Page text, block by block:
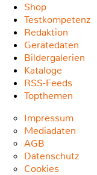
Shop
Testkompetenz
Redaktion
Gerätedaten
Bildergalerien
Kataloge
RSS-Feeds
Topthemen
Impressum
Mediadaten
AGB
Datenschutz
Cookies